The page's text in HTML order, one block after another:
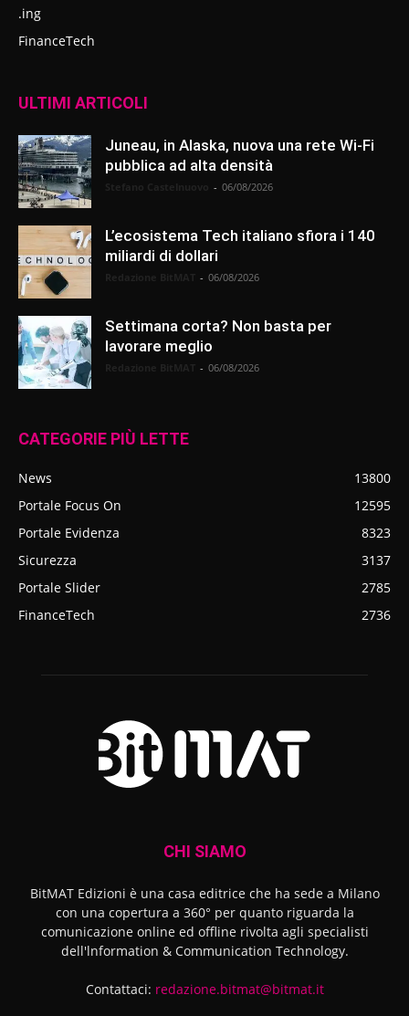
.ing
FinanceTech
ULTIMI ARTICOLI
Juneau, in Alaska, nuova una rete Wi-Fi
pubblica ad alta densità
- 06/08/2026
L’ecosistema Tech italiano sfiora i 140
miliardi di dollari
- 06/08/2026
Settimana corta? Non basta per
lavorare meglio
- 06/08/2026
CATEGORIE PIÙ LETTE
News
13800
Portale Focus On
12595
Portale Evidenza
8323
Sicurezza
3137
Portale Slider
2785
FinanceTech
2736
CHI SIAMO
BitMAT Edizioni è una casa editrice che ha sede a Milano
con una copertura a 360° per quanto riguarda la
comunicazione online ed offline rivolta agli specialisti
dell'lnformation & Communication Technology.
Contattaci: redazione.bitmat@bitmat.it